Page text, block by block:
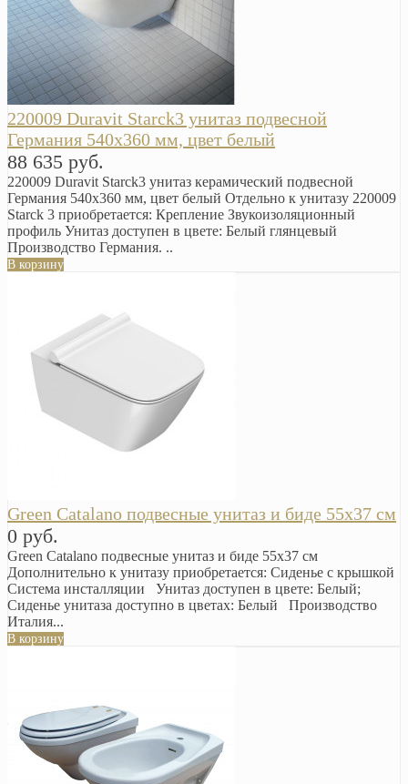
220009 Duravit Starck3 унитаз подвесной
Германия 540х360 мм, цвет белый
88 635 руб.
220009 Duravit Starck3 унитаз керамический подвесной
Германия 540х360 мм, цвет белый Отдельно к унитазу 220009
Starck 3 приобретается: Крепление Звукоизоляционный
профиль Унитаз доступен в цвете: Белый глянцевый
Производство Германия. ..
В корзину
Green Catalano подвесные унитаз и биде 55x37 см
0 руб.
Green Catalano подвесные унитаз и биде 55x37 см
Дополнительно к унитазу приобретается: Сиденье с крышкой
Система инсталляции Унитаз доступен в цвете: Белый;
Сиденье унитаза доступно в цветах: Белый Производство
Италия...
В корзину